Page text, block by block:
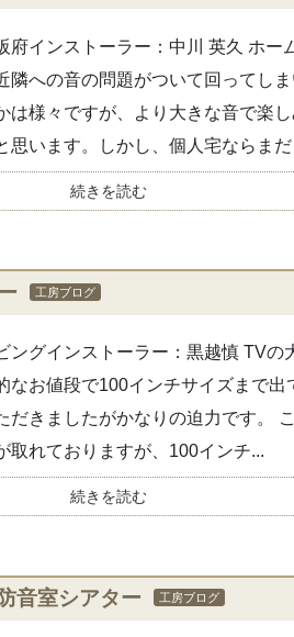
府インストーラー：中川 英久 ホー
隣への音の問題がついて回ってし
は様々ですが、より大きな音で楽
思います。しかし、個人宅ならまだ
続きを読む
工房ブログ
ングインストーラー：黒越慎 TVの
なお値段で100インチサイズまで出
だきましたがかなりの迫力です。
取れておりますが、100インチ...
続きを読む
音室シアター 工房ブログ